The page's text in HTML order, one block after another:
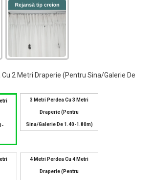
2 Metri Draperie (pentru Sina/galerie De
3 Metri Perdea Cu 3 Metri
Draperie (pentru
Sina/galerie De 1.40-1.80m)
4 Metri Perdea Cu 4 Metri
Draperie (pentru